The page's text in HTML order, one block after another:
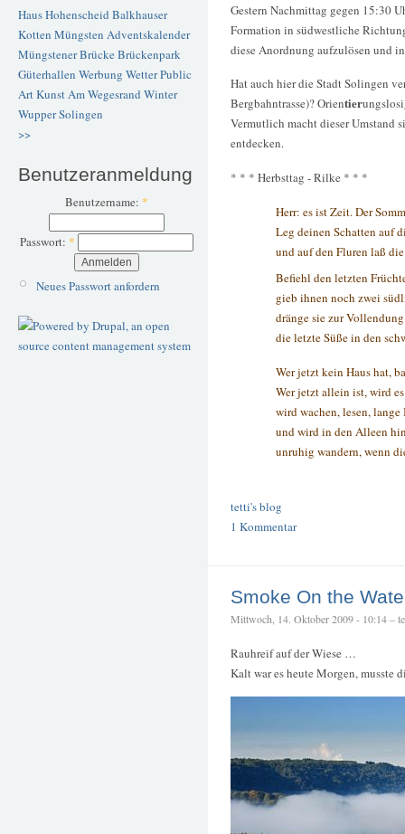
Haus Hohenscheid Balkhauser
Kotten Müngsten Adventskalender
Müngstener BrückeBrückenpark
Güterhallen Werbung WetterPublic
ArtKunstAm Wegesrand Winter
WupperSolingen
>>
Benutzeranmeldung
Benutzername: *
Passwort: *
Neues Passwort anfordern
Gestern Nachmittag gegen 15:30
Formation in südwestliche
diese Anordnung aufzulösen und
Hat auch hier die Stadt Solingen
Bergbahntrasse)? Orientier
Vermutlich macht dieser Umstand
entdecken.
* * * Herbsttag - Rilke * * *
Herr: es ist Zeit. Der
Leg deinen Schatten auf
und auf den Fluren laß
Befiehl den letzten
gieb ihnen noch zwei
dränge sie zur
die letzte Süße in den
Wer jetzt kein Haus hat,
Wer jetzt allein ist, wird
wird wachen, lesen,
und wird in den Alleen
unruhig wandern, wenn
tetti's blog
1 Kommentar
Smoke On the
Mittwoch, 14. Oktober 2009 - 10:14 –
Rauhreif auf der Wiese …
Kalt war es heute Morgen, musste